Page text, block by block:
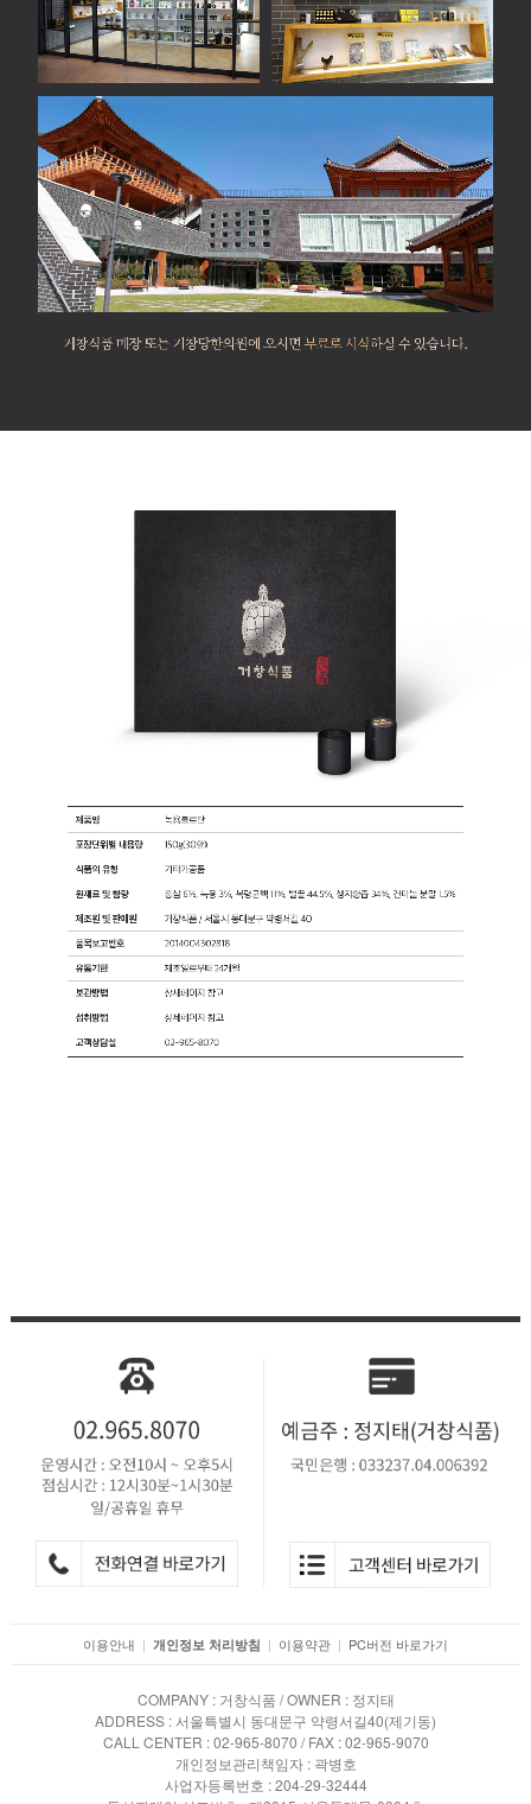
이용안내 | 개인정보 처리방침 | 이용약관 | PC버전 바로가기
COMPANY : 거창식품 / OWNER : 정지태
ADDRESS : 서울특별시 동대문구 약령서길40(제기동)
CALL CENTER : 02-965-8070 / FAX : 02-965-9070
개인정보관리책임자 : 곽병호
사업자등록번호 : 204-29-32444